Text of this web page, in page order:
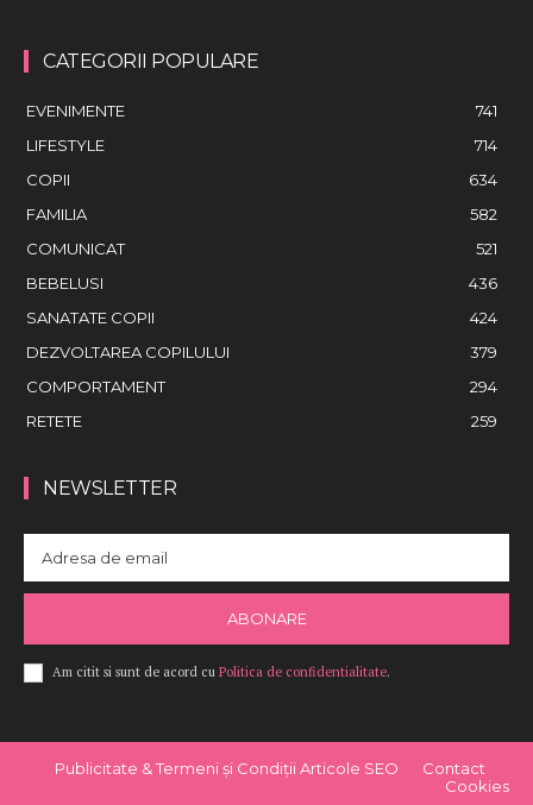
CATEGORII POPULARE
EVENIMENTE
741
LIFESTYLE
714
COPII
634
FAMILIA
582
COMUNICAT
521
BEBELUSI
436
SANATATE COPII
424
DEZVOLTAREA COPILULUI
379
COMPORTAMENT
294
RETETE
259
NEWSLETTER
ABONARE
Am citit si sunt de acord cu Politica de confidentialitate.
Publicitate & Termeni și Condiții Articole SEO
Contact
Cookies